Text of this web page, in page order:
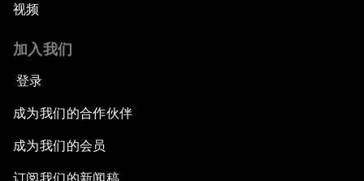
视频
加入我们
登录
成为我们的合作伙伴
成为我们的会员